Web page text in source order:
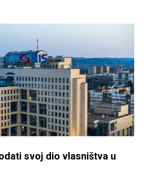
svoj dio vlasništva u